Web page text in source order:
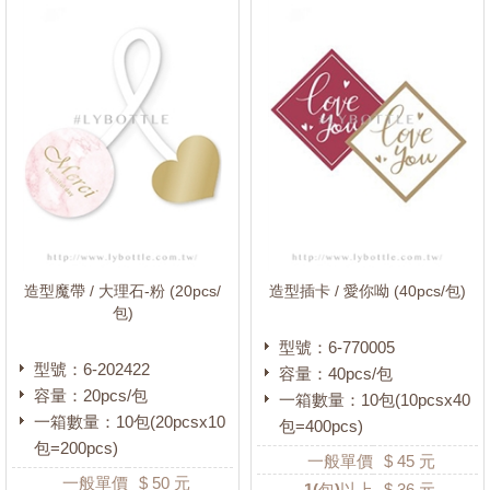
造型魔帶 / 大理石-粉 (20pcs/
包)
型號：6-202422
容量：20pcs/包
一箱數量：10包(20pcsx10
包=200pcs)
一般單價 $ 50 元
造型插卡 / 愛你呦 (40pcs/包)
型號：6-770005
容量：40pcs/包
一箱數量：10包(10pcsx40
包=400pcs)
一般單價 $ 45 元